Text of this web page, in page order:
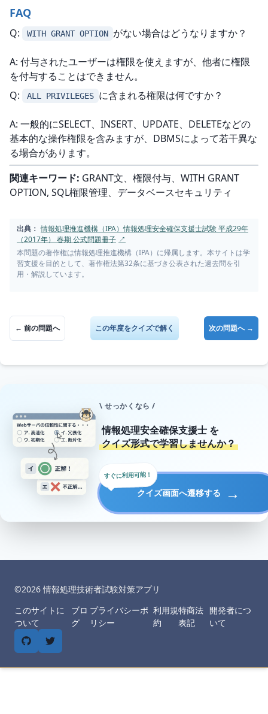
FAQ
Q: WITH GRANT OPTION がない場合はどうなりますか？
A: 付与されたユーザーは権限を使えますが、他者に権限
を付与することはできません。
Q:
ALL PRIVILEGES に含まれる権限は何ですか？
A: 一般的にSELECT、INSERT、UPDATE、DELETEなどの
基本的な操作権限を含みますが、DBMSによって若干異な
る場合があります。
関連キーワード: GRANT文、権限付与、WITH GRANT
OPTION, SQL権限管理、データベースセキュリティ
出典： 情報処理推進機構（IPA）情報処理安全確保支援士試験 平成29年
（2017年） 春期 公式問題冊子 ↗
本問題の著作権は情報処理推進機構（IPA）に帰属します。本サイトは学
習支援を目的として、著作権法第32条に基づき公表された過去問を引
用・解説しています。
← 前の問題へ この年度をクイズで解く 次の問題へ →
\ せっかくなら /
情報処理安全確保支援士 を
クイズ形式で学習しませんか？
クイズ画面へ遷移する →
すぐに利用可能！
©︎2026情報処理技術者試験対策アプリ
このサイトに
ついて
ブロ
グ
プライバシーポ
リシー
利用規
約
特商法
表記
開発者につ
いて